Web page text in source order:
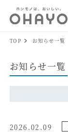
TOP お知らせ一覧
お知らせ一覧
2026.02.09